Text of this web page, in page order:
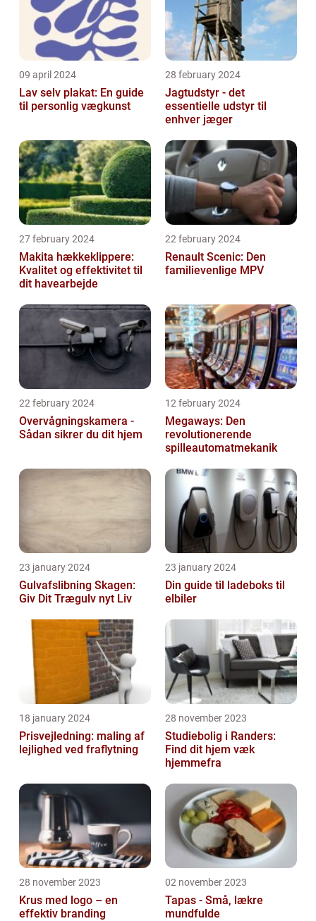
09 april 2024
Lav selv plakat: En guide
til personlig vægkunst
28 february 2024
Jagtudstyr - det
essentielle udstyr til
enhver jæger
27 february 2024
Makita hækkeklippere:
Kvalitet og effektivitet til
dit havearbejde
22 february 2024
Renault Scenic: Den
familievenlige MPV
22 february 2024
Overvågningskamera -
Sådan sikrer du dit hjem
12 february 2024
Megaways: Den
revolutionerende
spilleautomatmekanik
23 january 2024
Gulvafslibning Skagen:
Giv Dit Trægulv nyt Liv
23 january 2024
Din guide til ladeboks til
elbiler
18 january 2024
Prisvejledning: maling af
lejlighed ved fraflytning
28 november 2023
Studiebolig i Randers:
Find dit hjem væk
hjemmefra
28 november 2023
Krus med logo – en
effektiv branding
02 november 2023
Tapas - Små, lækre
mundfulde